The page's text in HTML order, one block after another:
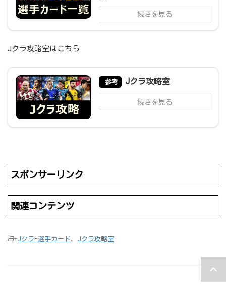
続きを見る
Jクラ攻略室はこちら
参考 Jクラ攻略室
続きを見る
スポンサーリンク
関連コンテンツ
-Jクラ-選手カード, Jクラ攻略室